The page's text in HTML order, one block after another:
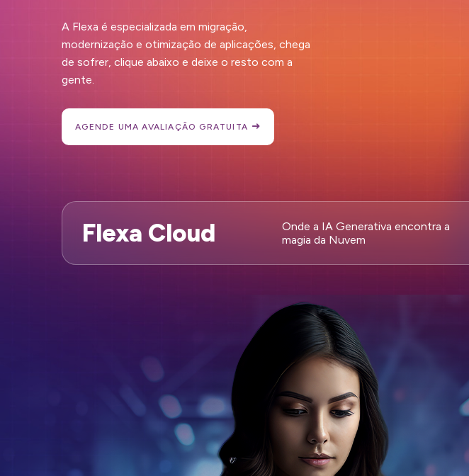
A Flexa é especializada em migração,
modernização e otimização de aplicações, chega
de sofrer, clique abaixo e deixe o resto com a
gente.
AGENDE UMA AVALIAÇÃO GRATUITA
Flexa Cloud
Onde a IA Generativa encontra a
magia da Nuvem